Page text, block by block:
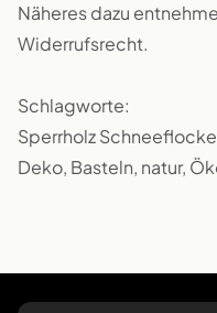
Näheres dazu
Widerrufsrecht.
Schlagworte:
Sperrholz
Deko, Basteln, natur,